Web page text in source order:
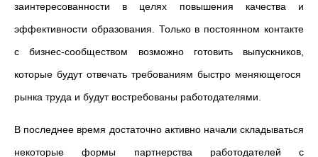
заинтересованности в целях повышения качества и
эффективности образования. Только в постоянном контакте
с бизнес-сообществом возможно готовить выпускников,
которые будут отвечать требованиям быстро меняющегося
рынка труда и будут востребованы работодателями.
В последнее время достаточно активно начали складываться
некоторые формы партнерства работодателей с